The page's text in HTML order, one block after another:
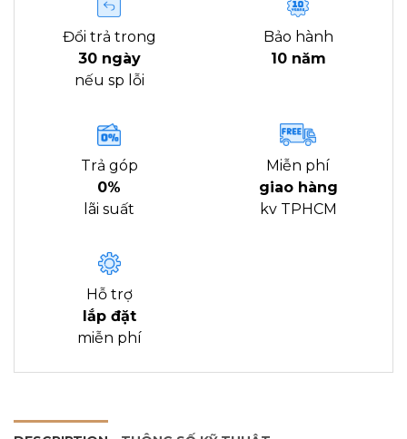
Đổi trả trong
30 ngày
nếu sp lỗi
Bảo hành
10 năm
Trả góp
0%
lãi suất
Miễn phí
giao hàng
kv TPHCM
Hỗ trợ
lắp đặt
miễn phí